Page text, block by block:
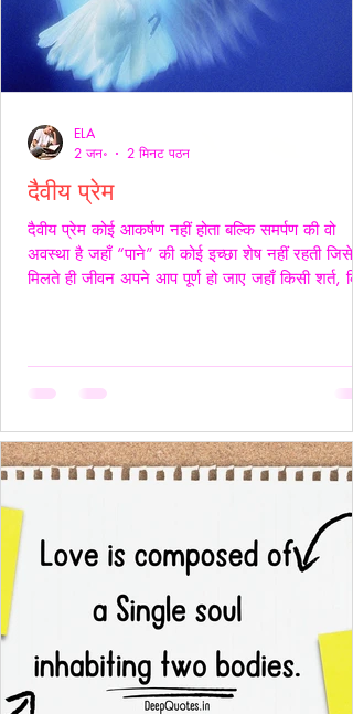
दैवीय प्रेम
दैवीय प्रेम कोई आकर्षण नहीं होता बल्कि समर्पण की वो
अवस्था है जहाँ “पाने” की कोई इच्छा शेष नहीं रहती जिसे
मिलते ही जीवन अपने आप पूर्ण हो जाए जहाँ किसी शर्त,
प्रेम है जहाँ आत्मा आत्मा को पहचान लेती है बिना परिचय,
ELA
2 जन॰
2 मिनट पठन